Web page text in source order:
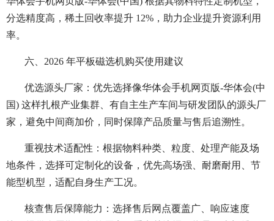
分选精度高，稀土回收率提升 12%，助力企业提升资源利用
率。
六、2026 年平板磁选机购买使用建议
优选源头厂家：优先选择像华体会手机网页版-华体会(中
国) 这样扎根产业集群、有自主生产车间与研发团队的源头厂
家，避免中间商加价，同时保障产品质量与售后追溯性。
重视技术适配性：根据物料种类、粒度、处理产能及场
地条件，选择可定制化的设备，优先高场强、耐磨耐用、节
能型机型，适配自身生产工况。
核查售后保障能力：选择售后网点覆盖广、响应速度